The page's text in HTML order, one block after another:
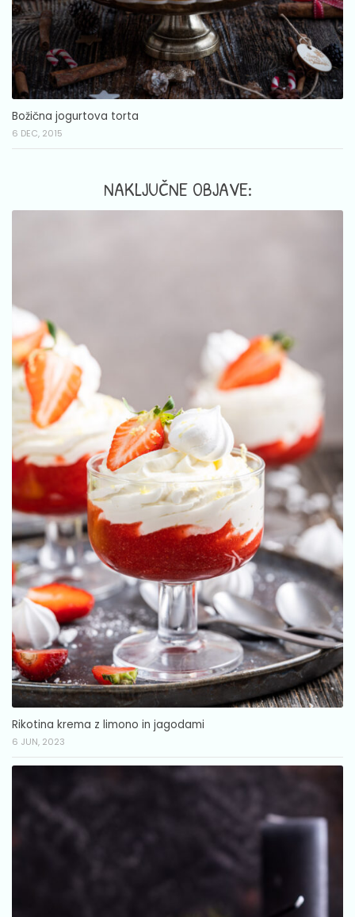
Božična jogurtova torta
6 DEC, 2015
NAKLJUČNE OBJAVE:
Rikotina krema z limono in jagodami
6 JUN, 2023